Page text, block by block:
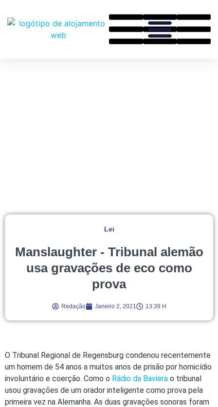
Lei
Manslaughter - Tribunal alemão
usa gravações de eco como
prova
Redação Janeiro 2, 2021 13:39 H
O Tribunal Regional de Regensburg condenou recentemente
um homem de 54 anos a muitos anos de prisão por homicídio
involuntário e coerção. Como o Rádio da Baviera o tribunal
usou gravações de um orador inteligente como prova pela
primeira vez na Alemanha. As duas gravações sonoras foram